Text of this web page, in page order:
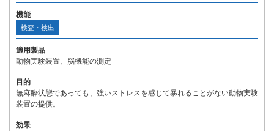
機能
検査・検出
適用製品
動物実験装置、脳機能の測定
目的
無麻酔状態であっても、強いストレスを感じて暴れることがない動物実験
装置の提供。
効果